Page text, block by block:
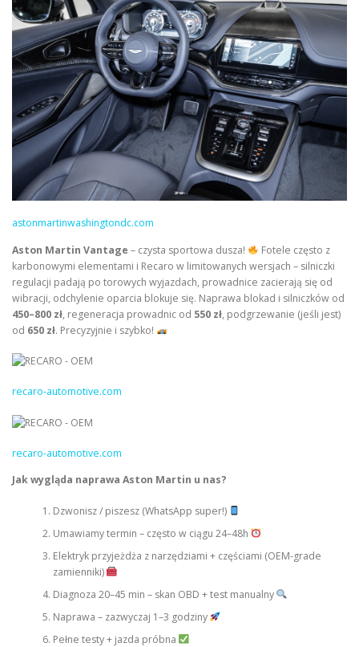
astonmartinwashingtondc.com
Aston Martin Vantage – czysta sportowa dusza!
Fotele często z
karbonowymi elementami i Recaro w limitowanych wersjach – silniczki
regulacji padają po torowych wyjazdach, prowadnice zacierają się od
wibracji, odchylenie oparcia blokuje się. Naprawa blokad i silniczków od
450–800 zł, regeneracja prowadnic od 550 zł, podgrzewanie (jeśli jest)
od 650 zł. Precyzyjnie i szybko!
recaro-automotive.com
recaro-automotive.com
Jak wygląda naprawa Aston Martin u nas?
Dzwonisz / piszesz (WhatsApp super!)
Umawiamy termin – często w ciągu 24–48h
Elektryk przyjeżdża z narzędziami + częściami (OEM-grade
zamienniki)
Diagnoza 20–45 min – skan OBD + test manualny
Naprawa – zazwyczaj 1–3 godziny
Pełne testy + jazda próbna